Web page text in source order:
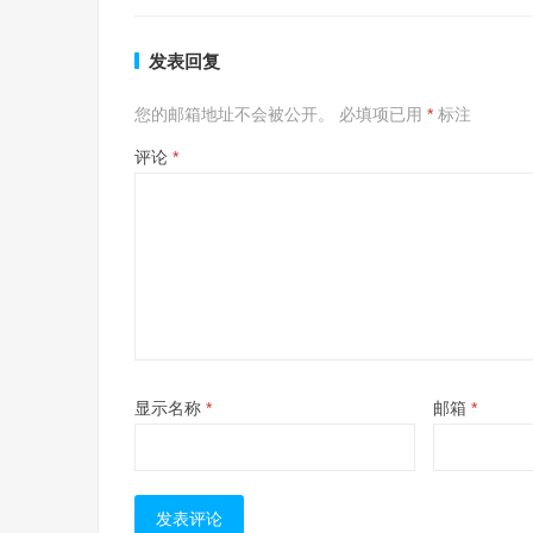
发表回复
您的邮箱地址不会被公开。 必填项已用 * 标注
评论 *
显示名称 * 邮箱 *